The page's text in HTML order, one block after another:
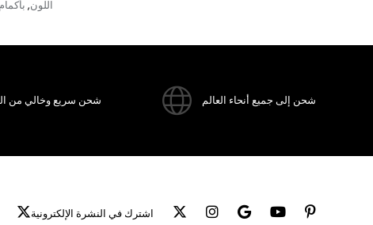
اللون,
شحن إلى جميع أنحاء العالم شحن سريع وخالي من
اشترك في النشرة الإلكترونية